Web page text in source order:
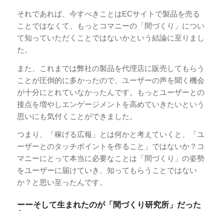
それであれば、今すべきことはECサイトで製品を売る
ことではなくて、もっとコマニーの「間づくり」につい
て知っていただくことではないかという結論に至りまし
た。
また、これまでは弊社の製品を代理店に販売してもらう
ことが圧倒的に多かったので、ユーザーの声を聞く機会
が十分にとれていなかったんです。もっとユーザーとの
接点を増やしエンゲージメントを高めていきたいという
思いにも気付くことができました。
つまり、「稼げる広報」とは何かと考えていくと、「ユ
ーザーとのタッチポイントを作ること」ではないか？コ
マニーにとって本当に必要なことは「間づくり」の姿勢
をユーザーに届けていき、知ってもらうことではない
か？と思い至ったんです。
ーーそして生まれたのが「間づくり研究所」だった